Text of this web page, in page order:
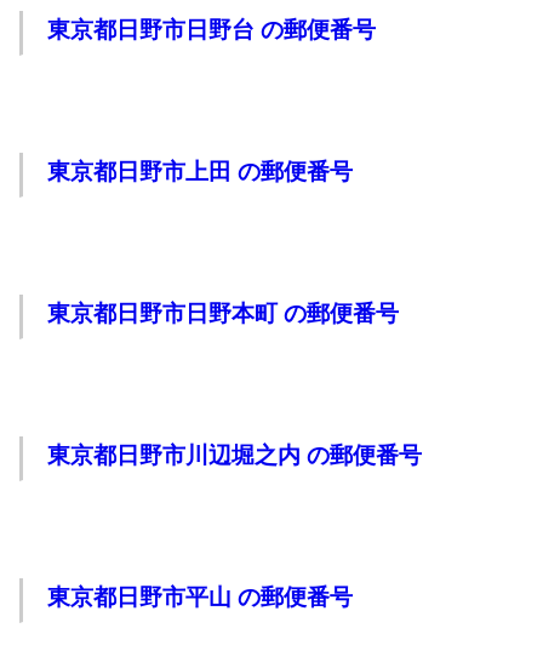
東京都日野市日野台 の郵便番号
東京都日野市上田 の郵便番号
東京都日野市日野本町 の郵便番号
東京都日野市川辺堀之内 の郵便番号
東京都日野市平山 の郵便番号